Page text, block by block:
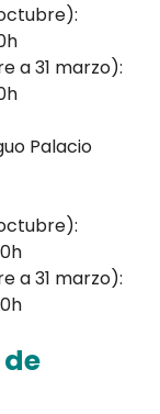
a 31 marzo):
Palacio
a 31 marzo):